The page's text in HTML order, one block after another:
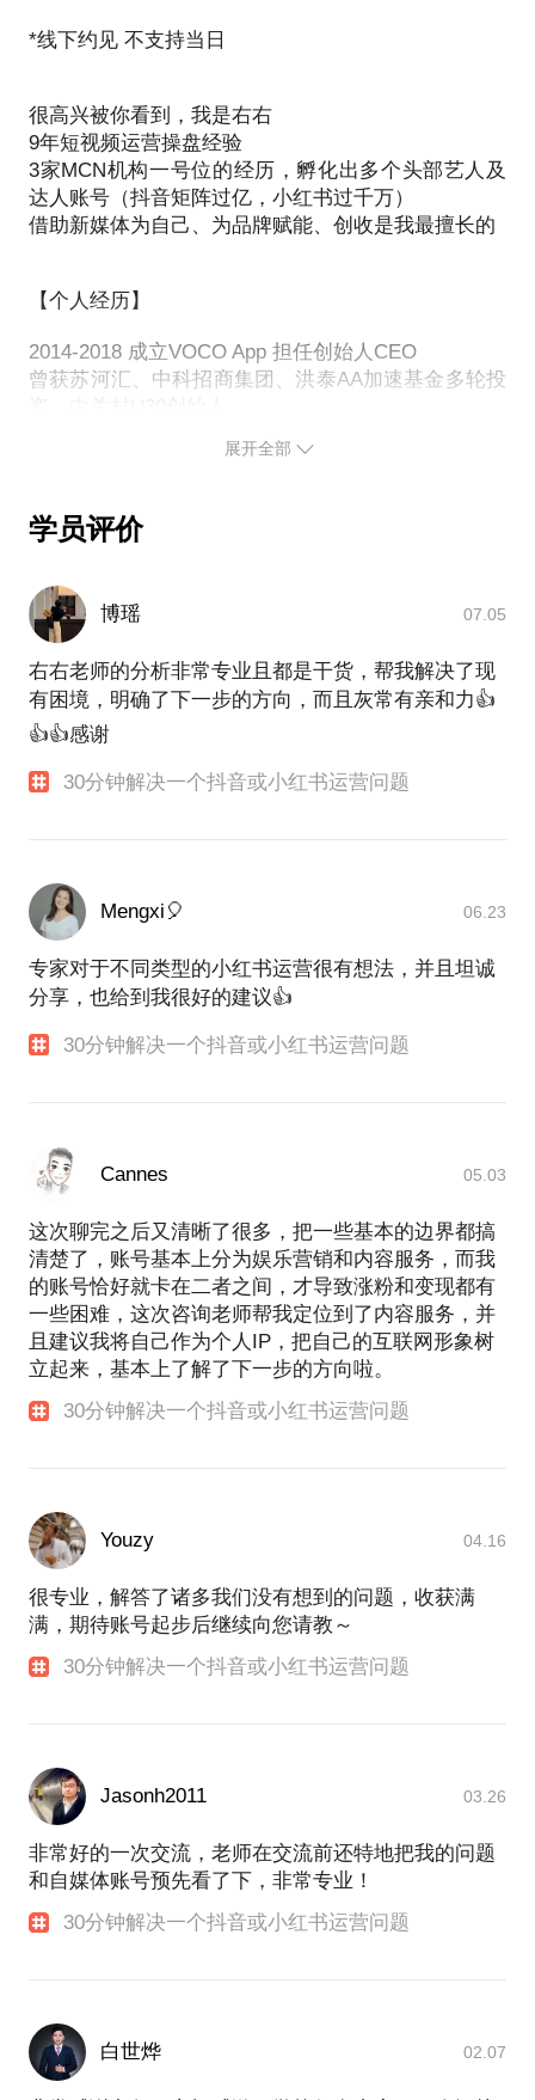
以便我们可以更加高效率的沟通^_^
·小红书电商该如何选品
ToB
·商家/品牌 如何利用小红书电商实现高转化？（关键
动作、具体内容）
·商家/品牌 如何打好种草+电商的组合拳？
希望在沟通前可以提前汇总好目前存在的各种问题
以便我们可以更加高效率的沟通^_^
6、如何转化短视频观众成为我的产品用户
8、你想问的此类更多问题……
同时也欢迎与你一起探讨短视频、MCN行业在未来的
发展、用户更喜欢的内容
见面之前希望你可以总结下自己的问题提前发给我，
4、我的账号内容如何调整、内容怎么做？
6、账号进入涨粉瓶颈期，怎样能够打破瓶颈？
……
等一系列关于账号运营当中的任何问题
都希望通过我的经验帮助你解答
你好，我是孵化过数十个KOL及艺人账号，操盘粉丝
过亿的右右
希望能够帮助到你，更多的履历可前往至主页查看
*线下约见 不支持当日
很高兴被你看到，我是右右
9年短视频运营操盘经验
3家MCN机构一号位的经历，孵化出多个头部艺人及
达人账号（抖音矩阵过亿，小红书过千万）
借助新媒体为自己、为品牌赋能、创收是我最擅长的
【个人经历】
2014-2018 成立VOCO App 担任创始人CEO
曾获苏河汇、中科招商集团、洪泰AA加速基金多轮投
2017 兼任UNDP联合国开发计划署 公益项目品牌传播
2022 成立MCN厂牌-大有可为
2024 成立明星加速器厂牌-仲夏光芒，内容加速明星
【想和你分享我的故事】
毕业于中国传媒大学，临近毕业还有几个月，我得到
了一纸TS，
先后拿到了洪泰AA加速基金（俞敏洪和前联想战略官
投资
时尚领域的MCN
高校街拍阅读量过亿，当年策划的#逆袭大赛#上热搜
这件事，我想你一定还记得
在抖音快手还没出现的年代，通过短视频内容来获客
好像很早就做了
在此期间
同时邀请我的好朋友~ 张韶涵担任公益大使
经验，开始在MCN及内容领域不断深耕
孵化的账号你肯定看到过
达人：
小小莎老师（全网2000w）、谁家的圆三（全网
600w）、小王子本人（220w）、有只小婉（全网
800w）喵不可言（全网600w）傻强日记（全网
王鸥（小红书百万）、白冰、张静初（小红书百
万）、3unshine-Cindy、孟庭苇、江美琪、郝云
无论是做新媒体还是短视频，都有着自己的万能公式
和底层逻辑
无论媒介怎样进化，掌握了其原理，大部分都是可以
轻松应对的
我在哪里可以帮到你：
【ToB】：
1、在这个获客成本越来越高的当下，企业如何利用内
容握住一批新用户和精准流量？
2、从头梳理，如何组建适合公司业务的MCN？
3、MCN运营经验及方法论及标准化SOP
1、现在入局短视频行业的新人，但是没有账号运营和
商业化的思路？
展开全部
学员评价
博瑶 07.05
右右老师的分析非常专业且都是干货，帮我解决了现
有困境，明确了下一步的方向，而且灰常有亲和力👍
👍👍感谢
30分钟解决一个抖音或小红书运营问题
Mengxi🎈 06.23
专家对于不同类型的小红书运营很有想法，并且坦诚
分享，也给到我很好的建议👍
30分钟解决一个抖音或小红书运营问题
Cannes 05.03
这次聊完之后又清晰了很多，把一些基本的边界都搞
清楚了，账号基本上分为娱乐营销和内容服务，而我
的账号恰好就卡在二者之间，才导致涨粉和变现都有
一些困难，这次咨询老师帮我定位到了内容服务，并
且建议我将自己作为个人IP，把自己的互联网形象树
立起来，基本上了解了下一步的方向啦。
30分钟解决一个抖音或小红书运营问题
Youzy 04.16
很专业，解答了诸多我们没有想到的问题，收获满
满，期待账号起步后继续向您请教～
30分钟解决一个抖音或小红书运营问题
Jasonh2011 03.26
非常好的一次交流，老师在交流前还特地把我的问题
和自媒体账号预先看了下，非常专业！
30分钟解决一个抖音或小红书运营问题
白世烨 02.07